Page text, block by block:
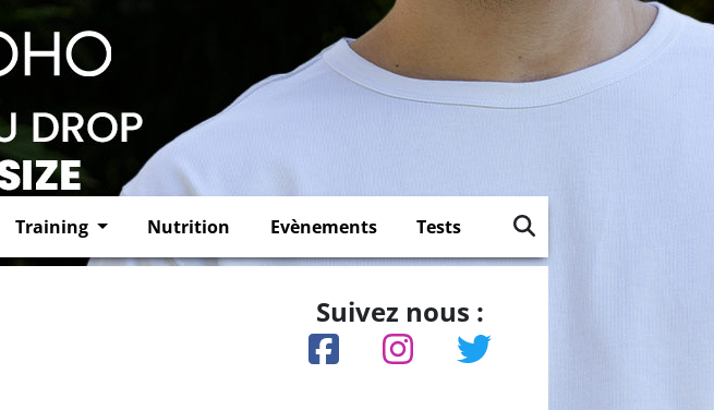
Training Nutrition Evènements Tests
Suivez nous :